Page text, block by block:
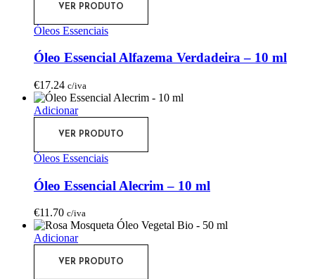
VER PRODUTO
Óleos Essenciais
Óleo Essencial Alfazema Verdadeira – 10 ml
€17.24 c/iva
Adicionar
VER PRODUTO
Óleos Essenciais
Óleo Essencial Alecrim – 10 ml
€11.70 c/iva
Adicionar
VER PRODUTO